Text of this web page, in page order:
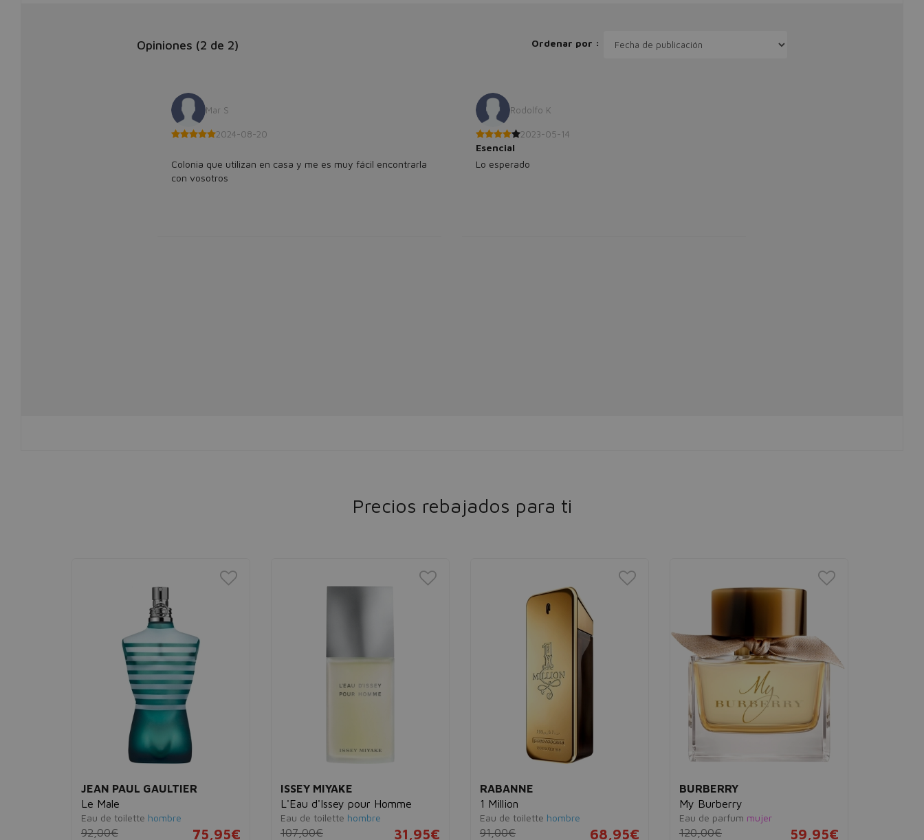
Opiniones (2 de 2) Ordenar por :
Mar S
2024-08-20
Colonia que utilizan en casa y me es muy fácil encontrarla
con vosotros
Rodolfo K
2023-05-14
Esencial
Lo esperado
Precios rebajados para ti
JEAN PAUL GAULTIER
Le Male
Eau de toilette hombre
92,00€ 75,95€
ISSEY MIYAKE
L'Eau d'Issey pour Homme
Eau de toilette hombre
107,00€ 31,95€
RABANNE
1 Million
Eau de toilette hombre
91,00€ 68,95€
BURBERRY
My Burberry
Eau de parfum mujer
120,00€ 59,95€